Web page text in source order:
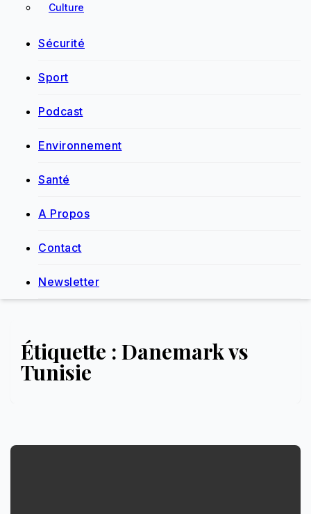
Culture
Sécurité
Sport
Podcast
Environnement
Santé
A Propos
Contact
Newsletter
Étiquette : Danemark vs
Tunisie